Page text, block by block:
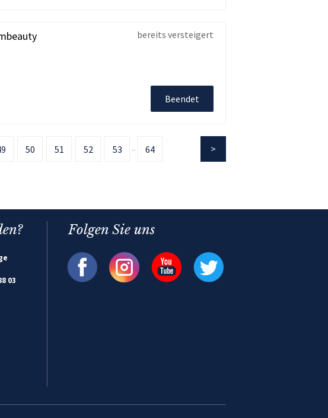
bereits versteigert
Beendet
50 51 52 53 ... 64
03
Folgen Sie uns